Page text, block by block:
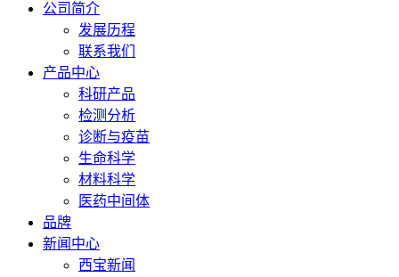
公司简介
发展历程
联系我们
产品中心
科研产品
检测分析
诊断与疫苗
生命科学
材料科学
医药中间体
品牌
新闻中心
西宝新闻